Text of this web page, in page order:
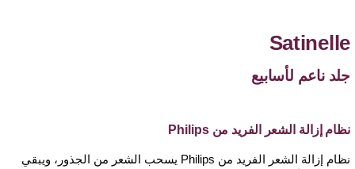
Satinelle
جلد ناعم لأسابيع
نظام إزالة الشعر الفريد من Philips
نظام إزالة الشعر الفريد من Philips يسحب الشعر من الجذور، ويبقي